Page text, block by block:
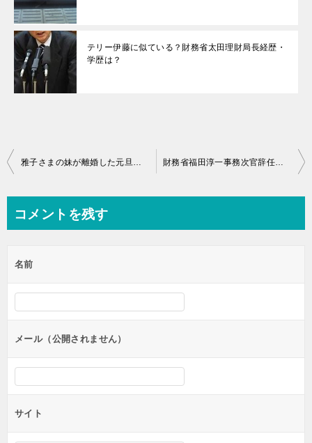
テリー伊藤に似ている？財務省太田理財局長経歴・
学歴は？
投
ビ
ー
シ
ョ
ン
雅子さまの妹が離婚した元旦那渋谷氏の再婚相手舟橋さんとは誰？ 財務省福田淳一事務次官辞任退職金いくらもらう？後任人事は誰？
コメントを残す
名前
メール（公開されません）
サイト